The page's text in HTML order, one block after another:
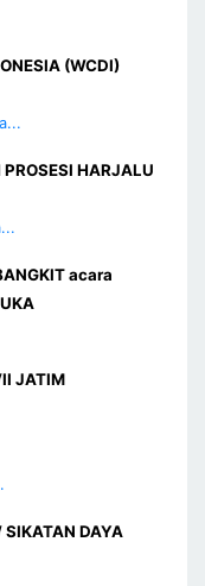
(WCDI)
HARJALU
acara
JATIM
SIKATAN DAYA